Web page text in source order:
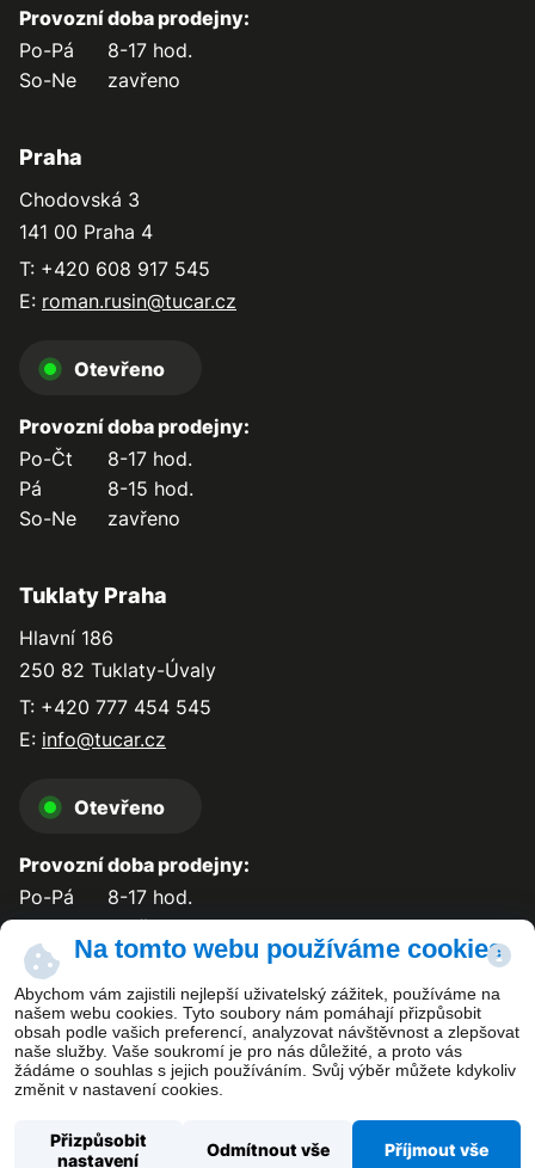
Na tomto webu používáme cookies
Abychom vám zajistili nejlepší uživatelský zážitek, používáme na
našem webu cookies. Tyto soubory nám pomáhají přizpůsobit
obsah podle vašich preferencí, analyzovat návštěvnost a zlepšovat
naše služby. Vaše soukromí je pro nás důležité, a proto vás
žádáme o souhlas s jejich používáním. Svůj výběr můžete kdykoliv
změnit v nastavení cookies.
Přizpůsobit
nastavení
Odmítnout vše Příjmout vše
Provozní doba prodejny:
Po-Pá
8-17 hod.
So-Ne
zavřeno
Praha
Chodovská 3
141 00 Praha 4
T: +420 608 917 545
E: roman.rusin@tucar.cz
Otevřeno
Provozní doba prodejny:
Po-Čt
8-17 hod.
Pá
8-15 hod.
So-Ne
zavřeno
Tuklaty Praha
Hlavní 186
250 82 Tuklaty-Úvaly
T: +420 777 454 545
E: info@tucar.cz
Otevřeno
Provozní doba prodejny:
Po-Pá
8-17 hod.
So-Ne
zavřeno
Kontakt